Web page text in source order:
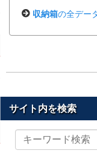
収納箱の全デー
サイト内を検索
イ